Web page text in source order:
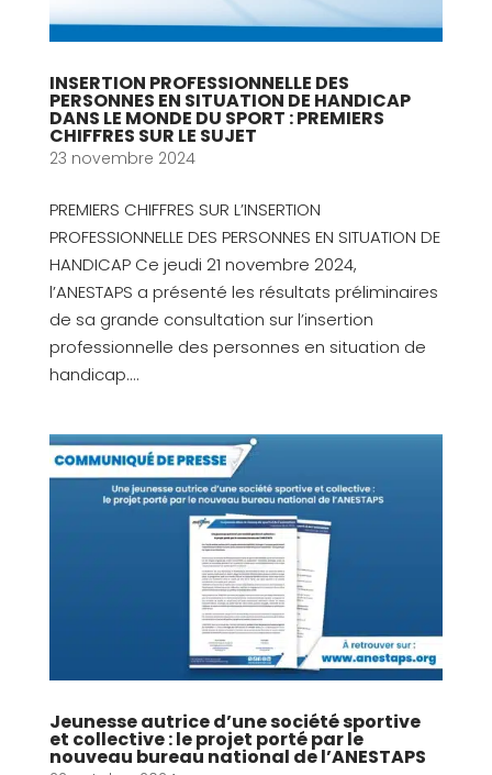
INSERTION PROFESSIONNELLE DES
PERSONNES EN SITUATION DE HANDICAP
DANS LE MONDE DU SPORT : PREMIERS
CHIFFRES SUR LE SUJET
23 novembre 2024
PREMIERS CHIFFRES SUR L’INSERTION
PROFESSIONNELLE DES PERSONNES EN SITUATION DE
HANDICAP Ce jeudi 21 novembre 2024,
l’ANESTAPS a présenté les résultats préliminaires
de sa grande consultation sur l’insertion
professionnelle des personnes en situation de
handicap....
Jeunesse autrice d’une société sportive
et collective : le projet porté par le
nouveau bureau national de l’ANESTAPS